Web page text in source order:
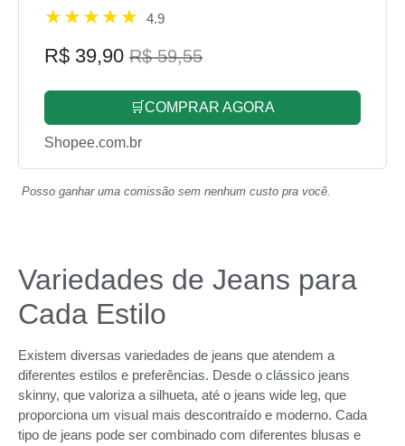
4.9
R$ 39,90 R$ 59,55
🛒COMPRAR AGORA
Shopee.com.br
Posso ganhar uma comissão sem nenhum custo pra você.
Variedades de Jeans para
Cada Estilo
Existem diversas variedades de jeans que atendem a
diferentes estilos e preferências. Desde o clássico jeans
skinny, que valoriza a silhueta, até o jeans wide leg, que
proporciona um visual mais descontraído e moderno. Cada
tipo de jeans pode ser combinado com diferentes blusas e